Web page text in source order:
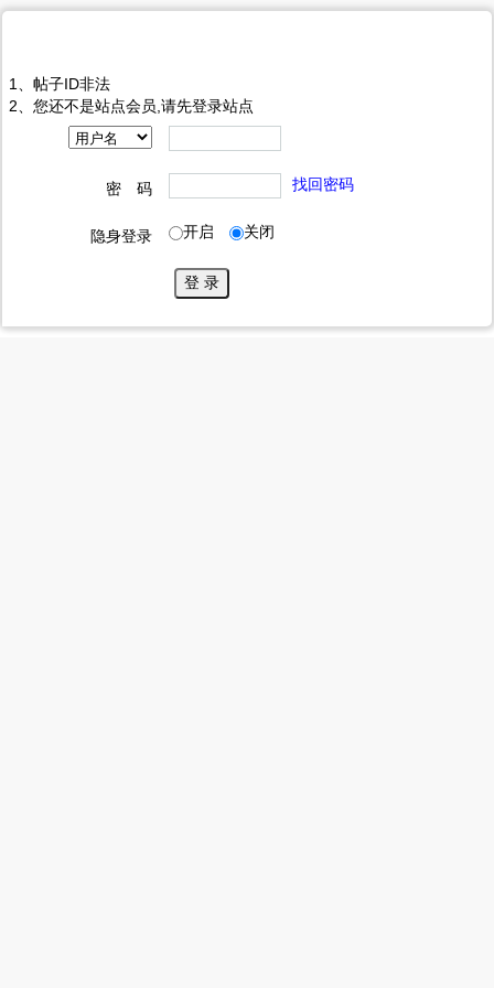
1、帖子ID非法
2、您还不是站点会员,请先登录站点
密 码 找回密码
隐身登录 开启 关闭
登 录